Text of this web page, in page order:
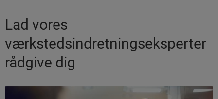
Lad vores
værkstedsindretningseksperter
rådgive dig